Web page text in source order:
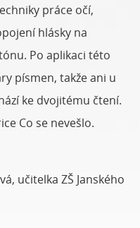
práce očí,
hlásky na
Po aplikaci této
písmen, takže ani u
ke dvojitému čtení.
Co se nevešlo.
učitelka ZŠ Janského